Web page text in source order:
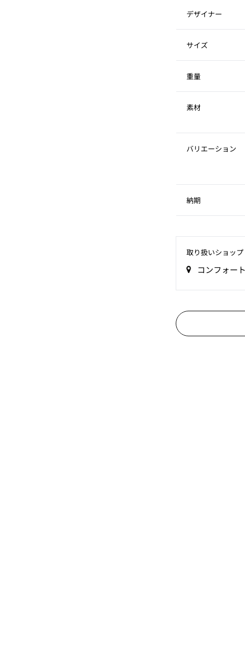
デザイナー
サイズ
重量
素材
バリエーション
納期
取り扱いショッ
コンフォー